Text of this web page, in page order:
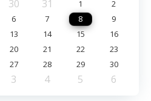
30 31 1
2
6 7 8
9
13 14 15
16
20 21 22
23
27 28 29
30
3 4 5 6